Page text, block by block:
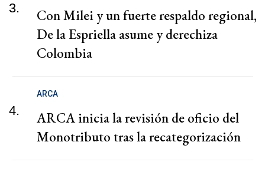
3.
Con Milei y un fuerte respaldo regional,
De la Espriella asume y derechiza
Colombia
4.
ARCA
ARCA inicia la revisión de oficio del
Monotributo tras la recategorización